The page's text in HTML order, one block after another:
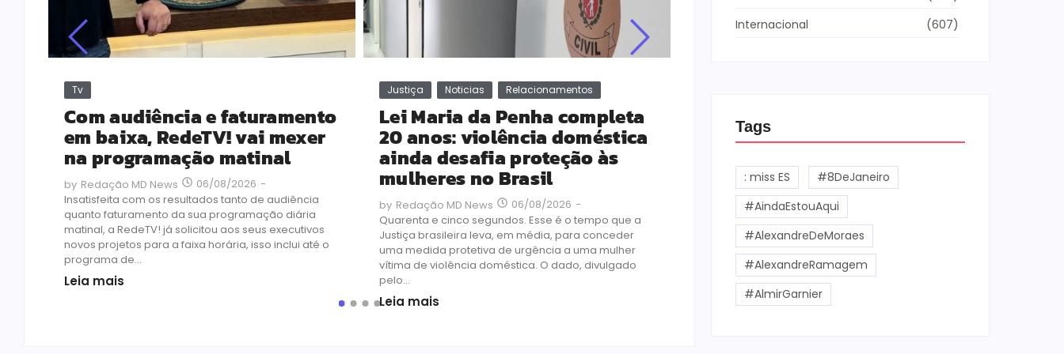
Tv
Com audiência e faturamento
em baixa, RedeTV! vai mexer
na programação matinal
by Redação MD News 06/08/2026 -
Insatisfeita com os resultados tanto de audiência
quanto faturamento da sua programação diária
matinal, a RedeTV! já solicitou aos seus executivos
novos projetos para a faixa horária, isso inclui até o
programa de...
Leia mais
Justiça Noticias Relacionamentos
Lei Maria da Penha completa
20 anos: violência doméstica
ainda desafia proteção às
mulheres no Brasil
by Redação MD News 06/08/2026 -
Quarenta e cinco segundos. Esse é o tempo que a
Justiça brasileira leva, em média, para conceder
uma medida protetiva de urgência a uma mulher
vítima de violência doméstica. O dado, divulgado
pelo...
Leia mais
Internacional
(607)
Tags
: miss ES
#8DeJaneiro
#AindaEstouAqui
#AlexandreDeMoraes
#AlexandreRamagem
#AlmirGarnier